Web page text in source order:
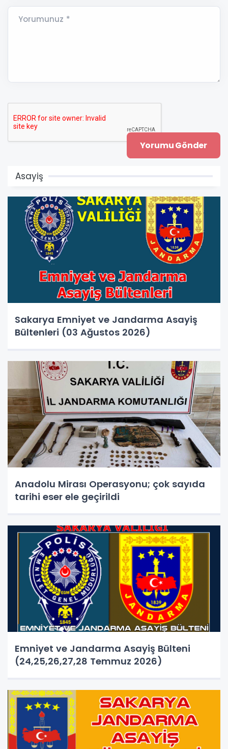
Yorumunuz *
Asayiş
Sakarya Emniyet ve Jandarma Asayiş
Bültenleri (03 Ağustos 2026)
Anadolu Mirası Operasyonu; çok sayıda
tarihi eser ele geçirildi
Emniyet ve Jandarma Asayiş Bülteni
(24,25,26,27,28 Temmuz 2026)